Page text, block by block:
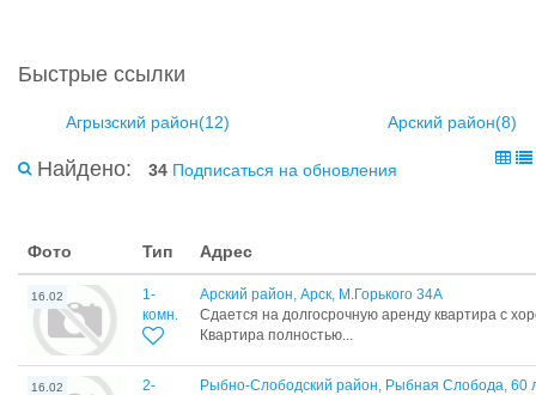
Быстрые ссылки
Агрызский район(12) Арский район(8)
Найдено: 34 Подписаться на обновления
Фото Тип Адрес
16.02
1-
комн.
Арский район, Арск, М.Горького 34А
Сдается на долгосрочную аренду квартира с
Квартира полностью...
16.02
2-
Рыбно-Слободский район, Рыбная Слобода, 60